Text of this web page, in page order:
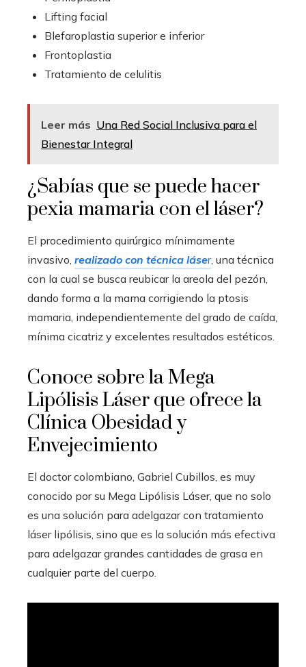
Lifting facial
Blefaroplastia superior e inferior
Frontoplastia
Tratamiento de celulitis
Leer más Una Red Social Inclusiva para el
Bienestar Integral
¿Sabías que se puede hacer
pexia mamaria con el láser?
El procedimiento quirúrgico mínimamente
invasivo, realizado con técnica láser, una técnica
con la cual se busca reubicar la areola del pezón,
dando forma a la mama corrigiendo la ptosis
mamaria, independientemente del grado de caída,
mínima cicatriz y excelentes resultados estéticos.
Conoce sobre la Mega
Lipólisis Láser que ofrece la
Clínica Obesidad y
Envejecimiento
El doctor colombiano, Gabriel Cubillos, es muy
conocido por su Mega Lipólisis Láser, que no solo
es una solución para adelgazar con tratamiento
láser lipólisis, sino que es la solución más efectiva
para adelgazar grandes cantidades de grasa en
cualquier parte del cuerpo.